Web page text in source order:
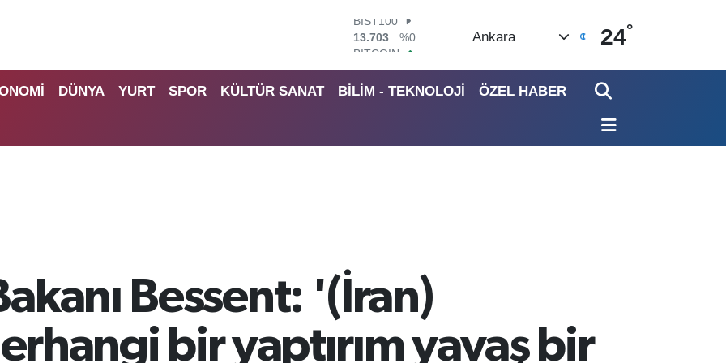
BITCOIN
64.475,47
EURO
Ankara 24°
DÜNYA YURT SPOR KÜLTÜR SANAT BİLİM - TEKNOLOJİ ÖZEL HABER
Bessent: '(İran)
bir yaptırım yavaş bir